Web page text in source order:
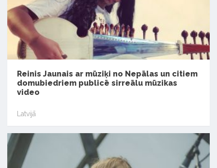
Reinis Jaunais ar mūziķi no Nepālas un citiem
domubiedriem publicē sirreālu mūzikas
video
Latvijā